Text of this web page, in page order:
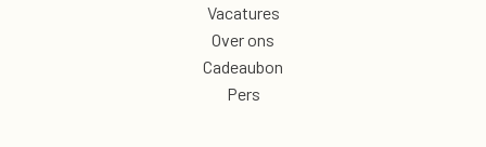
Vacatures
Over ons
Cadeaubon
Pers